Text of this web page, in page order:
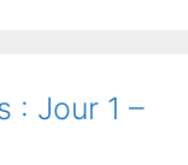
: Jour 1 –